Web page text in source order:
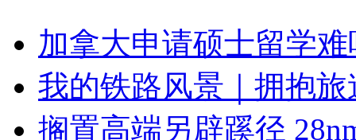
加拿大申请硕士留学难
我的铁路风景｜拥抱
搁置高端另辟蹊径